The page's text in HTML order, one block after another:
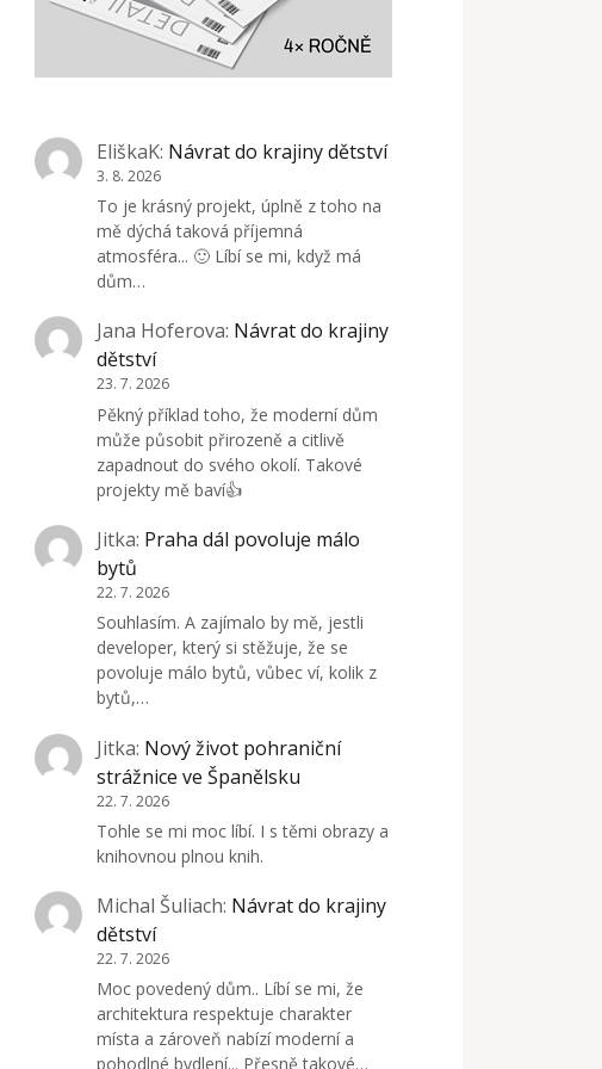
EliškaK: Návrat do krajiny dětství
3. 8. 2026
To je krásný projekt, úplně z toho na
mě dýchá taková příjemná
atmosféra... 🙂 Líbí se mi, když má
dům…
Jana Hoferova: Návrat do krajiny
dětství
23. 7. 2026
Pěkný příklad toho, že moderní dům
může působit přirozeně a citlivě
zapadnout do svého okolí. Takové
projekty mě baví👍
Jitka: Praha dál povoluje málo
bytů
22. 7. 2026
Souhlasím. A zajímalo by mě, jestli
developer, který si stěžuje, že se
povoluje málo bytů, vůbec ví, kolik z
bytů,…
Jitka: Nový život pohraniční
strážnice ve Španělsku
22. 7. 2026
Tohle se mi moc líbí. I s těmi obrazy a
knihovnou plnou knih.
Michal Šuliach: Návrat do krajiny
dětství
22. 7. 2026
Moc povedený dům.. Líbí se mi, že
architektura respektuje charakter
místa a zároveň nabízí moderní a
pohodlné bydlení... Přesně takové…